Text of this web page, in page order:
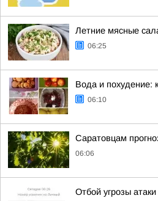
Летние мясные
06:25
Вода и похудение:
06:10
Саратовцам
06:06
Отбой угрозы